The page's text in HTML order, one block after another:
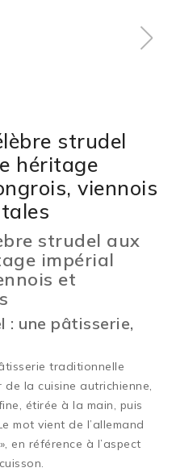
strudel
héritage
viennois
strudel aux
impérial
et
une pâtisserie,
traditionnelle
de la cuisine autrichienne,
étirée à la main, puis
mot vient de l’allemand
en référence à l’aspect